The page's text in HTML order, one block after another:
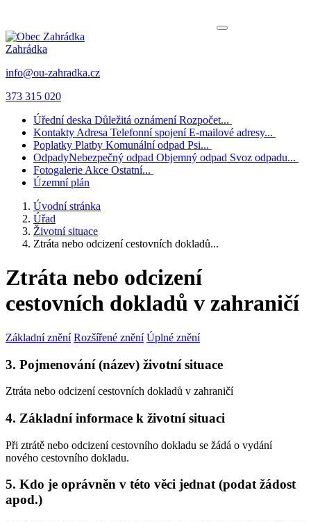
Zahrádka
info@ou-zahradka.cz
373 315 020
Úřední deska Důležitá oznámení Rozpočet...
Kontakty Adresa Telefonní spojení E-mailové adresy...
Poplatky Platby Komunální odpad Psi...
OdpadyNebezpečný odpad Objemný odpad Svoz odpadu...
Fotogalerie Akce Ostatní...
Územní plán
Úvodní stránka
Úřad
Životní situace
Ztráta nebo odcizení cestovních dokladů...
Ztráta nebo odcizení
cestovních dokladů v zahraničí
Základní znění Rozšířené znění Úplné znění
3. Pojmenování (název) životní situace
Ztráta nebo odcizení cestovních dokladů v zahraničí
4. Základní informace k životní situaci
Při ztrátě nebo odcizení cestovního dokladu se žádá o vydání
nového cestovního dokladu.
5. Kdo je oprávněn v této věci jednat (podat žádost
apod.)